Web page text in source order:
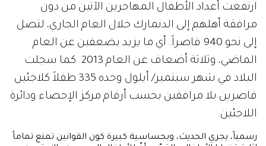
ارتفعت أعداد الأطفال المهاجرين الآتين من دون
مرافقة أهلهم إلى الدنمارك خلال العام الجاري، لتصل
إلى نحو 940 قاصراً. أي ما يزيد بضعفين عن العام
الماضي، وثلاثة أضعاف عن العام 2013. كما سجلت
البلاد في شهر سبتمبر/ أيلول وحده 335 طفلاً كلاجئين
قاصرين بلا مرافقين بحسب أرقام مركز الإحصاء ودائرة
اللاجئين.
رسمياً، يجري الحديث، وبحساسية كبيرة كون القوانين تمنع تماماً